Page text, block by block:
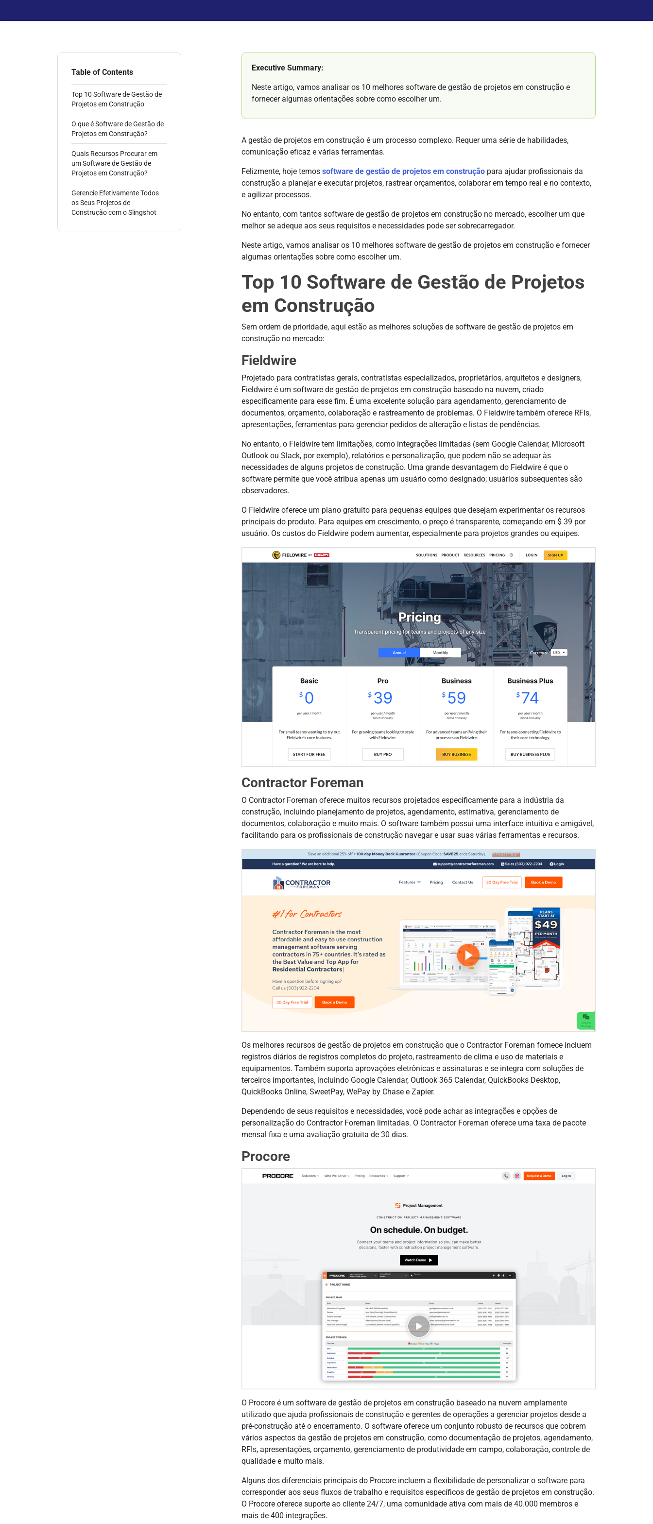
Table of Contents
Top 10 Software de Gestão de
Projetos em Construção
O que é Software de Gestão de
Projetos em Construção?
Quais Recursos Procurar em
um Software de Gestão de
Projetos em Construção?
Gerencie Efetivamente Todos
os Seus Projetos de
Construção com o Slingshot
Executive Summary:
Neste artigo, vamos analisar os 10 melhores software de gestão de projetos em construção e
fornecer algumas orientações sobre como escolher um.
A gestão de projetos em construção é um processo complexo. Requer uma série de habilidades,
comunicação eficaz e várias ferramentas.
Felizmente, hoje temossoftware de gestão de projetos em construção para ajudar profissionais da
construção a planejar e executar projetos, rastrear orçamentos, colaborar em tempo real e no contexto,
e agilizar processos.
No entanto, com tantos software de gestão de projetos em construção no mercado, escolher um que
melhor se adeque aos seus requisitos e necessidades pode ser sobrecarregador.
Neste artigo, vamos analisar os 10 melhores software de gestão de projetos em construção e fornecer
algumas orientações sobre como escolher um.
Top 10 Software de Gestão de Projetos
em Construção
Sem ordem de prioridade, aqui estão as melhores soluções de software de gestão de projetos em
construção no mercado:
Fieldwire
Projetado para contratistas gerais, contratistas especializados, proprietários, arquitetos e designers,
Fieldwire é um software de gestão de projetos em construção baseado na nuvem, criado
especificamente para esse fim. É uma excelente solução para agendamento, gerenciamento de
documentos, orçamento, colaboração e rastreamento de problemas. O Fieldwire também oferece RFIs,
apresentações, ferramentas para gerenciar pedidos de alteração e listas de pendências.
No entanto, o Fieldwire tem limitações, como integrações limitadas (sem Google Calendar, Microsoft
Outlook ou Slack, por exemplo), relatórios e personalização, que podem não se adequar às
necessidades de alguns projetos de construção. Uma grande desvantagem do Fieldwire é que o
software permite que você atribua apenas um usuário como designado; usuários subsequentes são
observadores.
O Fieldwire oferece um plano gratuito para pequenas equipes que desejam experimentar os recursos
principais do produto. Para equipes em crescimento, o preço é transparente, começando em $ 39 por
usuário. Os custos do Fieldwire podem aumentar, especialmente para projetos grandes ou equipes.
Contractor Foreman
O Contractor Foreman oferece muitos recursos projetados especificamente para a indústria da
construção, incluindo planejamento de projetos, agendamento, estimativa, gerenciamento de
documentos, colaboração e muito mais. O software também possui uma interface intuitiva e amigável,
facilitando para os profissionais de construção navegar e usar suas várias ferramentas e recursos.
Os melhores recursos de gestão de projetos em construção que o Contractor Foreman fornece incluem
registros diários de registros completos do projeto, rastreamento de clima e uso de materiais e
equipamentos. Também suporta aprovações eletrônicas e assinaturas e se integra com soluções de
terceiros importantes, incluindo Google Calendar, Outlook 365 Calendar, QuickBooks Desktop,
QuickBooks Online, SweetPay, WePay by Chase e Zapier.
Dependendo de seus requisitos e necessidades, você pode achar as integrações e opções de
personalização do Contractor Foreman limitadas. O Contractor Foreman oferece uma taxa de pacote
mensal fixa e uma avaliação gratuita de 30 dias.
Procore
O Procore é um software de gestão de projetos em construção baseado na nuvem amplamente
utilizado que ajuda profissionais de construção e gerentes de operações a gerenciar projetos desde a
pré-construção até o encerramento. O software oferece um conjunto robusto de recursos que cobrem
vários aspectos da gestão de projetos em construção, como documentação de projetos, agendamento,
RFIs, apresentações, orçamento, gerenciamento de produtividade em campo, colaboração, controle de
qualidade e muito mais.
Alguns dos diferenciais principais do Procore incluem a flexibilidade de personalizar o software para
corresponder aos seus fluxos de trabalho e requisitos específicos de gestão de projetos em construção.
O Procore oferece suporte ao cliente 24/7, uma comunidade ativa com mais de 40.000 membros e
mais de 400 integrações.